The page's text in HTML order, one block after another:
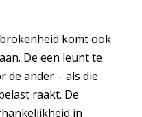
komt ook
De een leunt te
de ander – als die
raakt. De
in